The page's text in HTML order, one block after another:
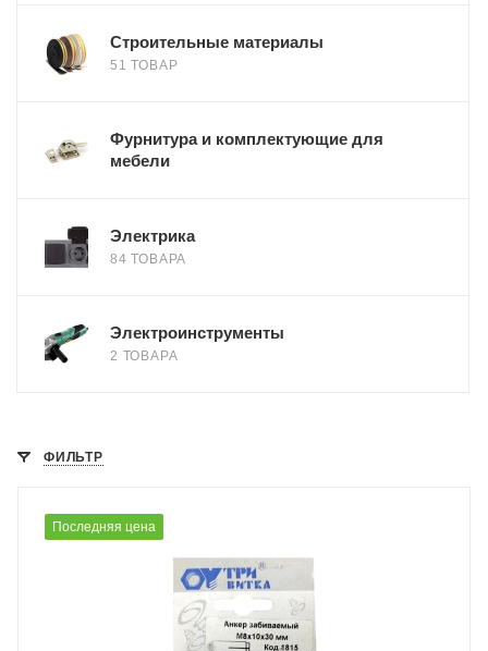
Строительные материалы
51 ТОВАР
Фурнитура и комплектующие для
мебели
Электрика
84 ТОВАРА
Электроинструменты
2 ТОВАРА
ФИЛЬТР
Последняя цена